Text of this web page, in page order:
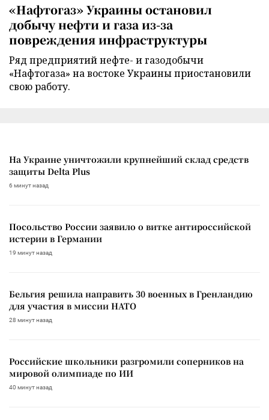
«Нафтогаз» Украины остановил
добычу нефти и газа из-за
повреждения инфраструктуры
Ряд предприятий нефте- и газодобычи
«Нафтогаза» на востоке Украины приостановили
свою работу.
На Украине уничтожили крупнейший склад средств
защиты Delta Plus
6 минут назад
Посольство России заявило о витке антироссийской
истерии в Германии
19 минут назад
Бельгия решила направить 30 военных в Гренландию
для участия в миссии НАТО
28 минут назад
Российские школьники разгромили соперников на
мировой олимпиаде по ИИ
40 минут назад